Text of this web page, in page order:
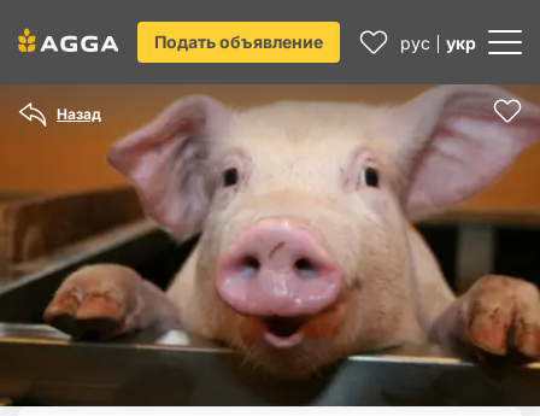
Подать объявление рус укр
Назад